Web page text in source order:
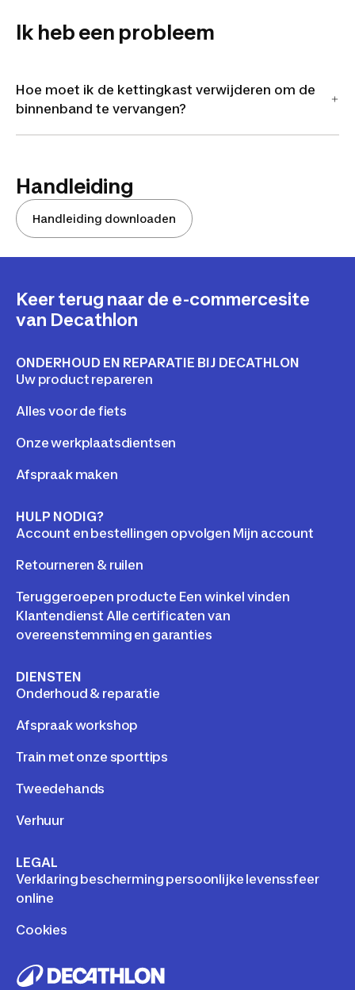
Ik heb een probleem
Hoe moet ik de kettingkast verwijderen om de
binnenband te vervangen?
Handleiding
Handleiding downloaden
Keer terug naar de e-commercesite
van Decathlon
ONDERHOUD EN REPARATIE BIJ DECATHLON
Uw product repareren
Alles voor de fiets
Onze werkplaatsdientsen
Afspraak maken
HULP NODIG?
Account en bestellingen opvolgen Mijn account
Retourneren & ruilen
Teruggeroepen producte Een winkel vinden
Klantendienst Alle certificaten van
overeenstemming en garanties
DIENSTEN
Onderhoud & reparatie
Afspraak workshop
Train met onze sporttips
Tweedehands
Verhuur
LEGAL
Verklaring bescherming persoonlijke levenssfeer
online
Cookies